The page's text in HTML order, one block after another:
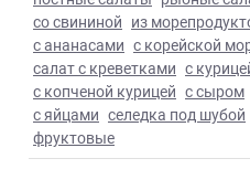
со свининой из
с ананасами с корейской
салат с креветками с
с копченой курицей с сыром
с яйцами селедка под шубой
фруктовые